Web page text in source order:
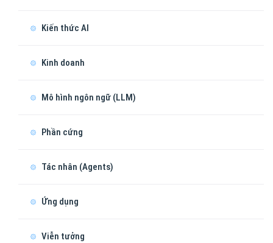
Kiến thức AI
Kinh doanh
Mô hình ngôn ngữ (LLM)
Phần cứng
Tác nhân (Agents)
Ứng dụng
Viễn tưởng